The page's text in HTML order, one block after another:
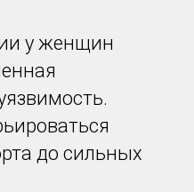
у женщин
до сильных